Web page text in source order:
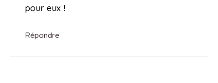
pour eux !
Répondre